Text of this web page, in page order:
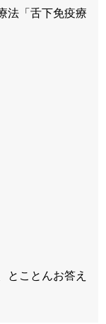
法「舌下免疫療
とことんお答え